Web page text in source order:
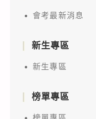
會考最新消息
新生專區
新生專區
榜單專區